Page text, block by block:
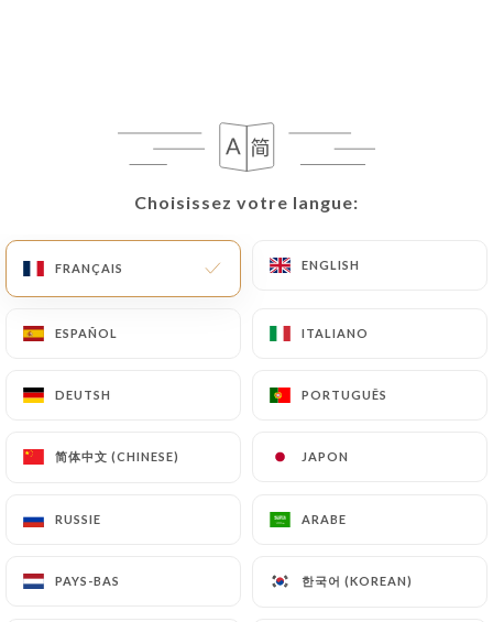
Choisissez votre langue:
FRANÇAIS ENGLISH
ESPAÑOL ITALIANO
DEUTSH PORTUGUÊS
简体中文 (CHINESE) JAPON
RUSSIE ARABE
PAYS-BAS 한국어 (KOREAN)
Choisissez votre langue:
FRANÇAIS ENGLISH
ESPAÑOL ITALIANO
DEUTSH PORTUGUÊS
简体中文 (CHINESE) JAPON
RUSSIE ARABE
PAYS-BAS 한국어 (KOREAN)